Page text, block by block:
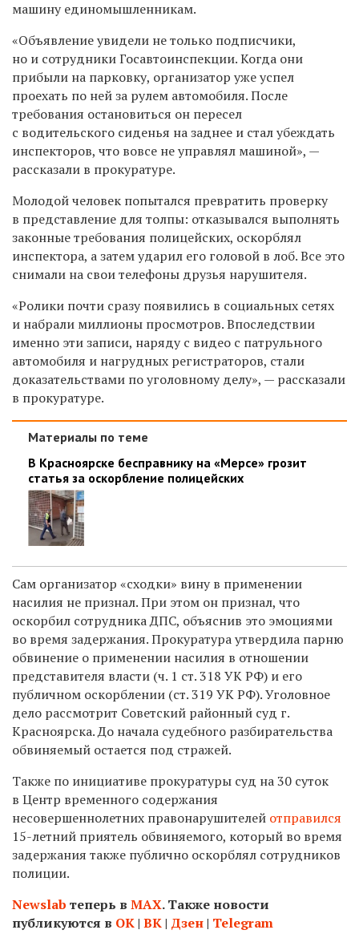
машину единомышленникам.
«Объявление увидели не только подписчики,
но и сотрудники Госавтоинспекции. Когда они
прибыли на парковку, организатор уже успел
проехать по ней за рулем автомобиля. После
требования остановиться он пересел
с водительского сиденья на заднее и стал убеждать
инспекторов, что вовсе не управлял машиной», —
рассказали в прокуратуре.
Молодой человек попытался превратить проверку
в представление для толпы: отказывался выполнять
законные требования полицейских, оскорблял
инспектора, а затем ударил его головой в лоб. Все это
снимали на свои телефоны друзья нарушителя.
«Ролики почти сразу появились в социальных сетях
и набрали миллионы просмотров. Впоследствии
именно эти записи, наряду с видео с патрульного
автомобиля и нагрудных регистраторов, стали
доказательствами по уголовному делу», — рассказали
в прокуратуре.
Материалы по теме
В Красноярске бесправнику на «Мерсе» грозит
статья за оскорбление полицейских
Сам организатор «сходки» вину в применении
насилия не признал. При этом он признал, что
оскорбил сотрудника ДПС, объяснив это эмоциями
во время задержания. Прокуратура утвердила парню
обвинение о применении насилия в отношении
представителя власти (ч. 1 ст. 318 УК РФ) и его
публичном оскорблении (ст. 319 УК РФ). Уголовное
дело рассмотрит Советский районный суд г.
Красноярска. До начала судебного разбирательства
обвиняемый остается под стражей.
Также по инициативе прокуратуры суд на 30 суток
в Центр временного содержания
несовершеннолетних правонарушителей отправился
15-летний приятель обвиняемого, который во время
задержания также публично оскорблял сотрудников
полиции.
Newslab теперь в МАХ. Также новости
публикуются в ОК| ВК| Дзен| Telegram